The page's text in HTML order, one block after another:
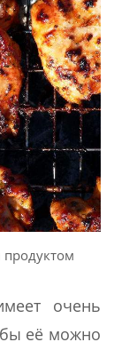
продуктом
очень
её можно